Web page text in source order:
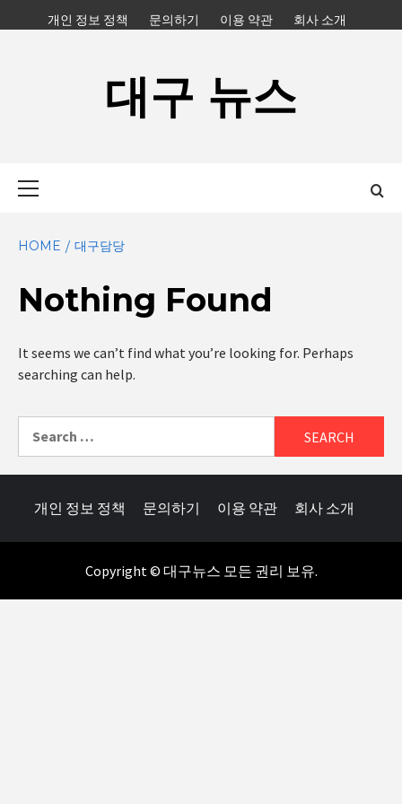
to
개인 정보 정책 문의하기 이용 약관 회사 소개
대구 뉴스
HOME 대구담당
Nothing Found
It seems we can’t find what you’re looking for. Perhaps
searching can help.
개인 정보 정책 문의하기 이용 약관 회사 소개
Copyright © 대구뉴스 모든 권리 보유.